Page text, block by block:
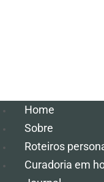
Home
Sobre
Roteiros
Curadoria em